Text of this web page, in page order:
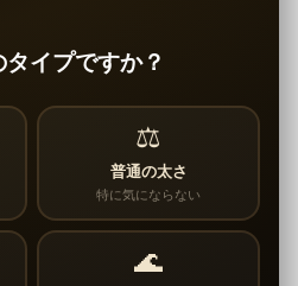
イプですか？
⚖️
普通の太さ
特に気にならない
🌊